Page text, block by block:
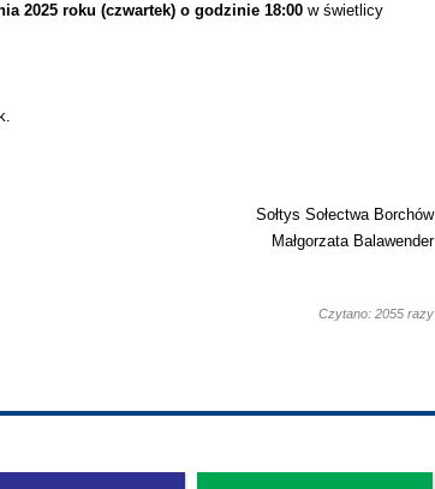
2025 roku (czwartek) o godzinie 18:00 w świetlicy
Sołtys Sołectwa Borchów
Małgorzata Balawender
Czytano: 2055 razy